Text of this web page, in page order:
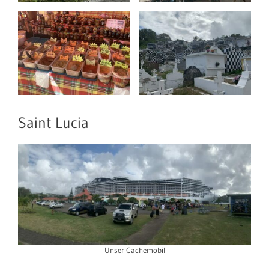
Saint Lucia
Unser Cachemobil